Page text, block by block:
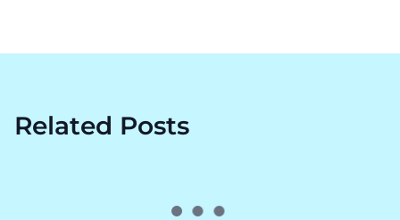
Related Posts